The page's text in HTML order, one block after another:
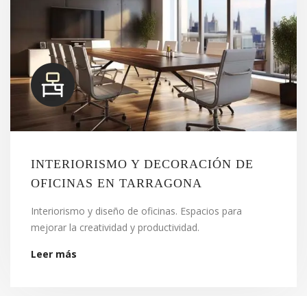
INTERIORISMO Y DECORACIÓN DE
OFICINAS EN TARRAGONA
Interiorismo y diseño de oficinas. Espacios para
mejorar la creatividad y productividad.
Leer más